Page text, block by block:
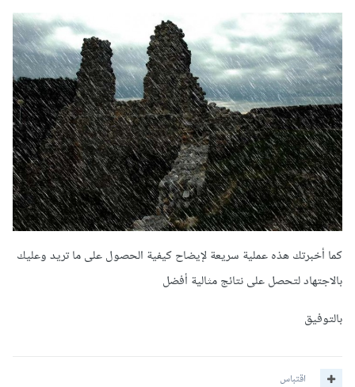
كما أخبرتك هذه عملية سريعة لإيضاح كيفية الحصول على ما تريد وعليك
بالاجتهاد لتحصل على نتائج مثالية أفضل
بالتوفيق
اقتباس